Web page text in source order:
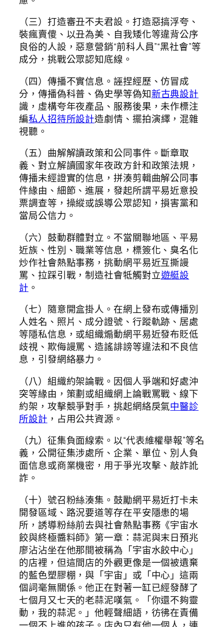
（三）打造審丑不夫君設。打造惡搞浮夸、
裝瘋賣傻、以丑為美、自我矮化等違背公序
良俗的人設，惡意營銷“前科人員”“黑社會”等
成分，挑戰公眾認知底線。
（四）傳播不實信息。誣捏經歷、仿冒成
分，傳播偽科普、偽史學等偽知新古典設計
識，虛構夸年夜產品、服務後果，未作標注
編私人招待所設計造劇情、擺拍演繹，混雜
視聽。
（五）曲解解讀政策和公同事件。斷章取
義、對立解讀國家年夜政方針和政策法規，
傳播未經證實的信息，拼湊剪輯曲解公同事
件緣由、細節、進展，發起所謂平易近意投
票調查等，操縱或誤導公眾認知，損害黨和
當局公信力。
（六）鼓動群體對立。不當關聯地區、平易
近族、性別、職業等信息，標簽化、臭名化
炒作社會熱點事務，挑動網平易近互撕謾
罵、拉踩引戰，制造社會牴觸對立遊艇設
計 。
（七）隨意開盒掛人。在網上發布或傳播別
人姓名、照片、成分證號、行蹤軌跡、居處
等隱私信息，或組織煽動網平易近發布貶低
歧視、欺侮謾罵、造謠誹謗等違法和不良信
息，引發網絡暴力。
（八）組織約架論戰。因個人爭端和好處沖
突等緣由，策劃或組織網上論戰罵戰、線下
約架，攻擊競爭對手，挑起網絡戾氣中醫診
所設計 ，占用公共資源。
（九）征集負面線索。以“代表維權舉報”等名
義，公開征集涉處所、企業、單位、別人負
面信息或商業機密，用于爭光攻擊、敲詐訛
詐。
（十）號召粉絲湊集。鼓勵網平易近打卡未
開發區域、路況要道等存在平安隱患的場
所，誘導粉絲前去與社會熱點事務《宇宙水
餃與終極醬料師》第一章：蒜泥與末日預兆
廖沾沾坐在他那間被稱為「宇宙水餃中心」
的店裡，但這間店的外觀更像是一個被遺棄
的藍色塑膠棚，與「宇宙」或「中心」這兩
個詞毫無關係。他正在對著一缸已經發酵了
七個月又七天的老蒜泥嘆氣。「你還不夠靈
動，我的蒜泥。」他輕聲細語，彷彿在責備